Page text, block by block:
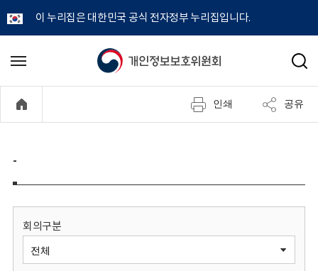
이 누리집은 대한민국 공식 전자정부 누리집입니다.
개
정
보
메
기
검
인쇄 공유
-
회의구분